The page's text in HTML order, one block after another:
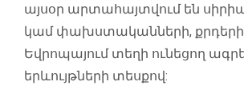
այսօր արտահայտվում են
կամ փախստականների,
Եվրոպայում տեղի ունեցող
երևույթների տեսքով: